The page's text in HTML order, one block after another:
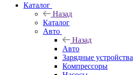
Каталог
Назад
Каталог
Авто
Назад
Авто
Зарядные устройства
Компрессоры